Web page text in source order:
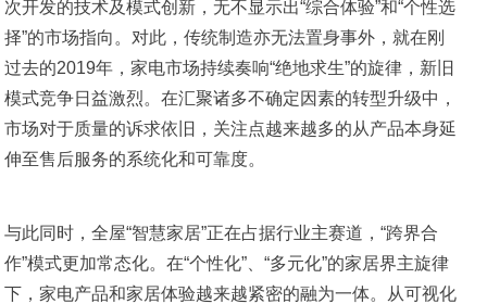
次开发的技术及模式创新，无不显示出“综合体验”和“个性选
择”的市场指向。对此，传统制造亦无法置身事外，就在刚
过去的2019年，家电市场持续奏响“绝地求生”的旋律，新旧
模式竞争日益激烈。在汇聚诸多不确定因素的转型升级中，
市场对于质量的诉求依旧，关注点越来越多的从产品本身延
伸至售后服务的系统化和可靠度。
与此同时，全屋“智慧家居”正在占据行业主赛道，“跨界合
作”模式更加常态化。在“个性化”、“多元化”的家居界主旋律
下，家电产品和家居体验越来越紧密的融为一体。从可视化